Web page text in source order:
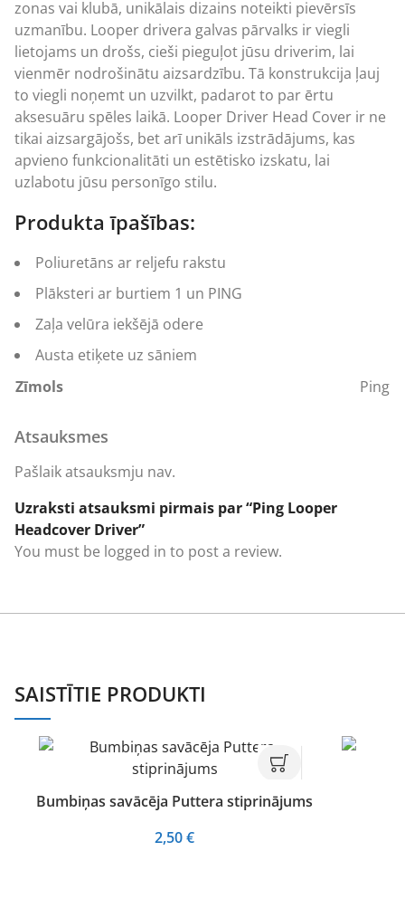
zonas vai klubā, unikālais dizains noteikti pievērsīs
uzmanību. Looper drivera galvas pārvalks ir viegli
lietojams un drošs, cieši pieguļot jūsu driverim, lai
vienmēr nodrošinātu aizsardzību. Tā konstrukcija ļauj
to viegli noņemt un uzvilkt, padarot to par ērtu
aksesuāru spēles laikā. Looper Driver Head Cover ir ne
tikai aizsargājošs, bet arī unikāls izstrādājums, kas
apvieno funkcionalitāti un estētisko izskatu, lai
uzlabotu jūsu personīgo stilu.
Produkta īpašības:
Poliuretāns ar reljefu rakstu
Plāksteri ar burtiem 1 un PING
Zaļa velūra iekšējā odere
Austa etiķete uz sāniem
Zīmols
Ping
Atsauksmes
Pašlaik atsauksmju nav.
Uzraksti atsauksmi pirmais par “Ping Looper
Headcover Driver”
You must be logged in to post a review.
SAISTĪTIE PRODUKTI
Bumbiņas savācēja Puttera stiprinājums
2,50€